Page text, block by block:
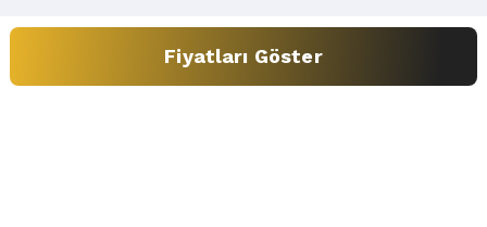
Fiyatları Göster